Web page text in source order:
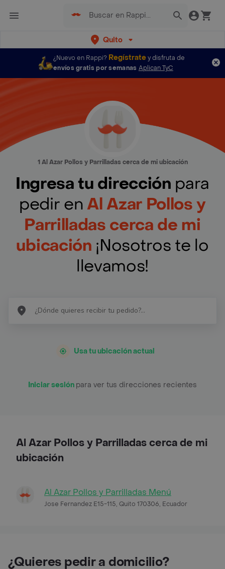
Quito
¿Nuevo en Rappi? Regístratey disfruta de
envíos gratis por semanas Aplican TyC
1 Al Azar Pollos y Parrilladas cerca de mi ubicación
Ingresa tu dirección para
pedir enAl Azar Pollos y
Parrilladas cerca de mi
ubicación ¡Nosotros te lo
llevamos!
Usa tu ubicación actual
Iniciar sesión para ver tus direcciones recientes
Al Azar Pollos y Parrilladas cerca de mi
ubicación
Al Azar Pollos y Parrilladas Menú
Jose Fernandez E15-115, Quito 170306, Ecuador
¿Quieres pedir a domicilio?